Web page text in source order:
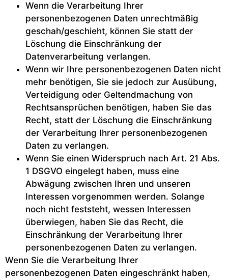
Wenn die Verarbeitung Ihrer
personenbezogenen Daten unrechtmäßig
geschah/geschieht, können Sie statt der
Löschung die Einschränkung der
Datenverarbeitung verlangen.
Wenn wir Ihre personenbezogenen Daten nicht
mehr benötigen, Sie sie jedoch zur Ausübung,
Verteidigung oder Geltendmachung von
Rechtsansprüchen benötigen, haben Sie das
Recht, statt der Löschung die Einschränkung
der Verarbeitung Ihrer personenbezogenen
Daten zu verlangen.
Wenn Sie einen Widerspruch nach Art. 21 Abs.
1 DSGVO eingelegt haben, muss eine
Abwägung zwischen Ihren und unseren
Interessen vorgenommen werden. Solange
noch nicht feststeht, wessen Interessen
überwiegen, haben Sie das Recht, die
Einschränkung der Verarbeitung Ihrer
personenbezogenen Daten zu verlangen.
Wenn Sie die Verarbeitung Ihrer
personenbezogenen Daten eingeschränkt haben,